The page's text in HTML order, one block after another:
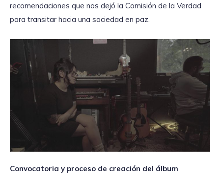
recomendaciones que nos dejó la Comisión de la Verdad
para transitar hacia una sociedad en paz.
Convocatoria y proceso de creación del álbum